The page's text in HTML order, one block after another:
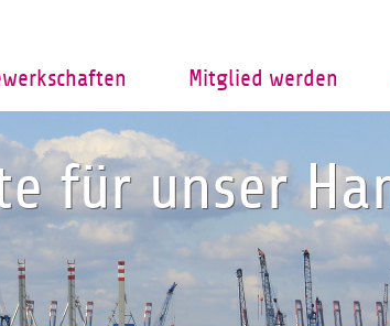
Mitglied werden
für unser